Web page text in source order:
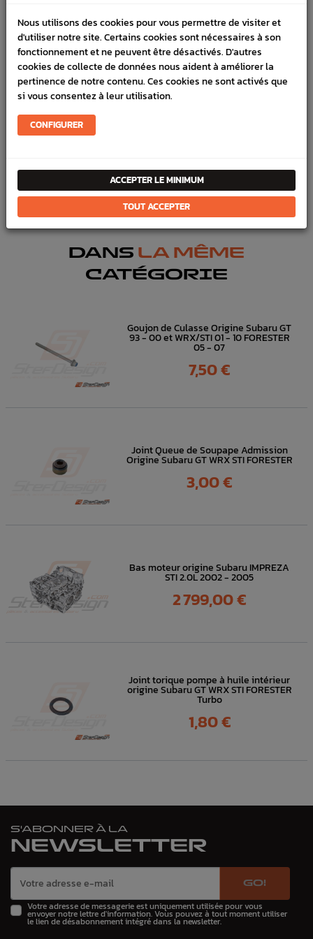
VÉHICULES COMPATIBLE
SCHÉMA CONSTRUCTEUR
Marque :SUBARU
FICHE TECHNIQUE
Climatisation & Chauffage Pièce origine constructeur
DANS LA MÊME
CATÉGORIE
Goujon de Culasse Origine Subaru GT
93 - 00 et WRX/STI 01 - 10 FORESTER
05 - 07
Prix
7,50 €
Joint Queue de Soupape Admission
Origine Subaru GT WRX STI FORESTER
Prix
3,00 €
Bas moteur origine Subaru IMPREZA
STI 2.0L 2002 - 2005
Prix
2 799,00 €
Joint torique pompe à huile intérieur
origine Subaru GT WRX STI FORESTER
Turbo
Prix
1,80 €
S'ABONNER À LA
NEWSLETTER
GO!
Votre adresse de messagerie est uniquement utilisée pour vous
envoyer notre lettre d'information. Vous pouvez à tout moment utiliser
le lien de désabonnement intégré dans la newsletter.
Nous utilisons des cookies pour vous permettre de visiter et
d'utiliser notre site. Certains cookies sont nécessaires à son
fonctionnement et ne peuvent être désactivés. D'autres
cookies de collecte de données nous aident à améliorer la
pertinence de notre contenu. Ces cookies ne sont activés que
si vous consentez à leur utilisation.
CONFIGURER
ACCEPTER LE MINIMUM
TOUT ACCEPTER